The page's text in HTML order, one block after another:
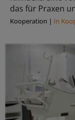
das für Praxen
Kooperation | In